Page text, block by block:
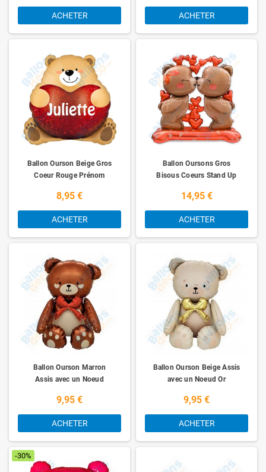
ACHETER ACHETER
Ballon Ourson Beige Gros
Coeur Rouge Prénom
8,95 €
ACHETER
Ballon Oursons Gros
Bisous Coeurs Stand Up
14,95 €
ACHETER
Ballon Ourson Marron
Assis avec un Noeud
9,95 €
ACHETER
Ballon Ourson Beige Assis
avec un Noeud Or
9,95 €
ACHETER
-30%